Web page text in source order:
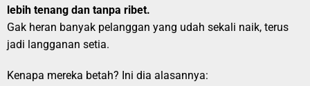
lebih tenang dan tanpa ribet.
Gak heran banyak pelanggan yang udah sekali naik, terus
jadi langganan setia.
Kenapa mereka betah? Ini dia alasannya: